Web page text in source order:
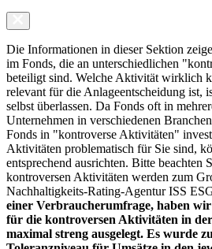
Die Informationen in dieser Sektion
im Fonds, die an unterschiedlichen
beteiligt sind. Welche Aktivität wirklich
relevant für die Anlageentscheidung ist,
selbst überlassen. Da Fonds oft in
Unternehmen in verschiedenen
Fonds in "kontroverse Aktivitäten"
Aktivitäten problematisch für Sie sind,
entsprechend ausrichten. Bitte beachten
kontroversen Aktivitäten werden zum
Nachhaltigkeits-Rating-Agentur ISS
einer Verbraucherumfrage, haben
für die kontroversen Aktivitäten in
maximal streng ausgelegt. Es wurde